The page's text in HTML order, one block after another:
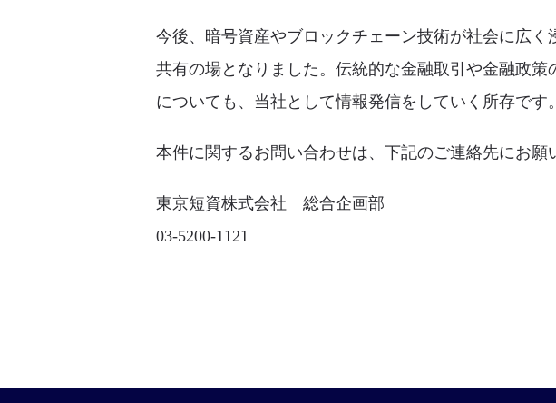
今後、暗号資産やブロックチェーン技術が社会に広
共有の場となりました。伝統的な金融取引や金融政
についても、当社として情報発信をしていく所存です。
本件に関するお問い合わせは、下記のご連絡先にお願
東京短資株式会社 総合企画部
03-5200-1121